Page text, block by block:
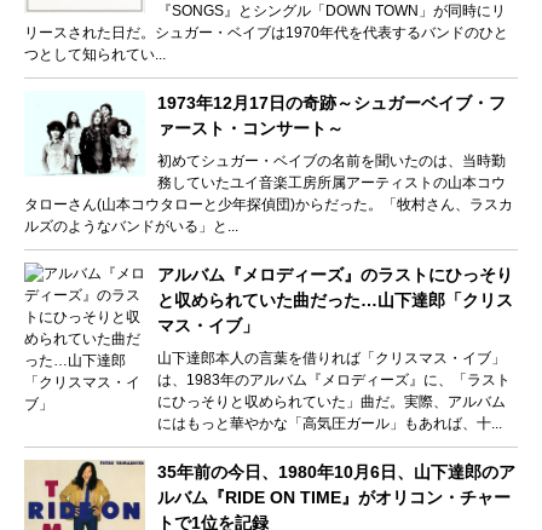
『SONGS』とシングル「DOWN TOWN」が同時にリ
リースされた日だ。シュガー・ベイブは1970年代を代表するバンドのひと
つとして知られてい...
1973年12月17日の奇跡～シュガーベイブ・フ
ァースト・コンサート～
初めてシュガー・ベイブの名前を聞いたのは、当時勤
務していたユイ音楽工房所属アーティストの山本コウ
タローさん(山本コウタローと少年探偵団)からだった。「牧村さん、ラスカ
ルズのようなバンドがいる」と...
アルバム『メロディーズ』のラストにひっそり
と収められていた曲だった…山下達郎「クリス
マス・イブ」
山下達郎本人の言葉を借りれば「クリスマス・イブ」
は、1983年のアルバム『メロディーズ』に、「ラスト
にひっそりと収められていた」曲だ。実際、アルバム
にはもっと華やかな「高気圧ガール」もあれば、十...
35年前の今日、1980年10月6日、山下達郎のア
ルバム『RIDE ON TIME』がオリコン・チャー
トで1位を記録